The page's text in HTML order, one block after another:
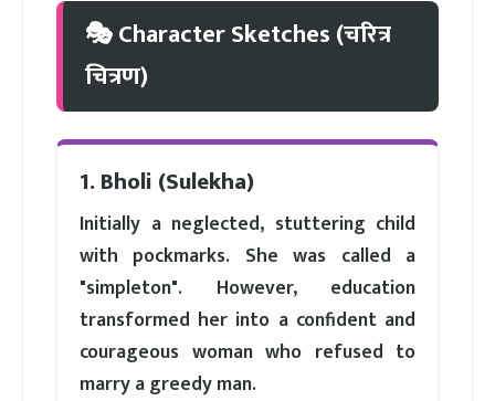
🎭 Character Sketches (चरित्र
चित्रण)
1. Bholi (Sulekha)
Initially a neglected, stuttering child
with pockmarks. She was called a
"simpleton". However, education
transformed her into a confident and
courageous woman who refused to
marry a greedy man.